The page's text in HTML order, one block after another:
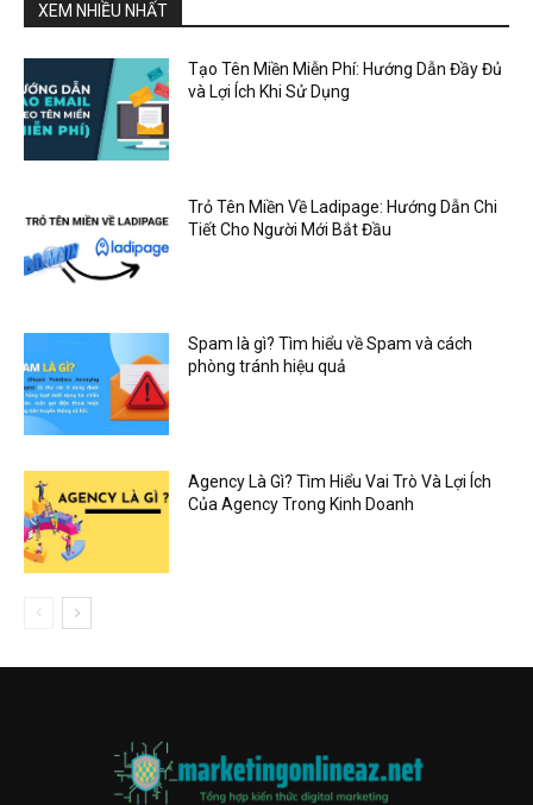
XEM NHIỀU NHẤT
Tạo Tên Miền Miễn Phí: Hướng Dẫn Đầy Đủ
và Lợi Ích Khi Sử Dụng
Trỏ Tên Miền Về Ladipage: Hướng Dẫn Chi
Tiết Cho Người Mới Bắt Đầu
Spam là gì? Tìm hiểu về Spam và cách
phòng tránh hiệu quả
Agency Là Gì? Tìm Hiểu Vai Trò Và Lợi Ích
Của Agency Trong Kinh Doanh